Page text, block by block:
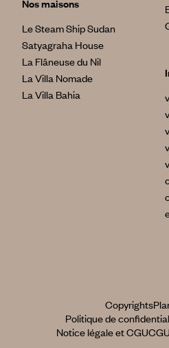
Nos maisons
Le Steam Ship Sudan
Satyagraha House
La Flâneuse du Nil
La Villa Nomade
La Villa Bahia
Copyrights
Politique de
Notice légale et CGU